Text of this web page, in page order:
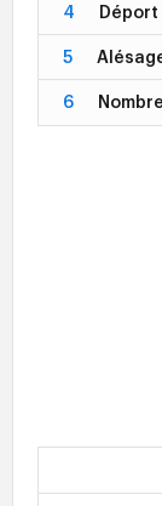
4 Déport
5
6